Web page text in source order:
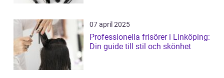
07 april 2025
Professionella frisörer i Linköping:
Din guide till stil och skönhet